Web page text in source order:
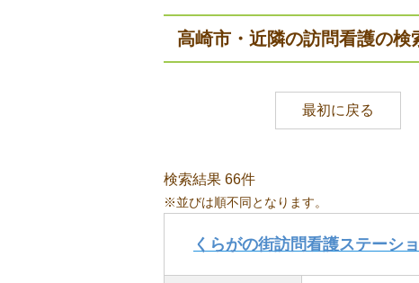
高崎市・近隣の訪問看護の検
最初に戻る
検索結果 66件
※並びは順不同となります。
くらがの街訪問看護ステーシ